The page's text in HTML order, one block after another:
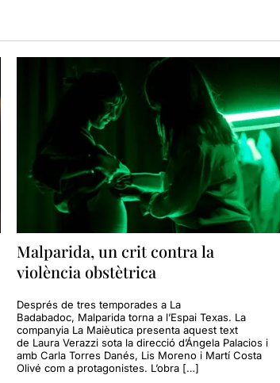
Malparida, un crit contra la
violència obstètrica
Després de tres temporades a La
Badabadoc, Malparida torna a l’Espai Texas. La
companyia La Maièutica presenta aquest text
de Laura Verazzi sota la direcció d’Ángela Palacios i
amb Carla Torres Danés, Lis Moreno i Martí Costa
Olivé com a protagonistes. L’obra […]